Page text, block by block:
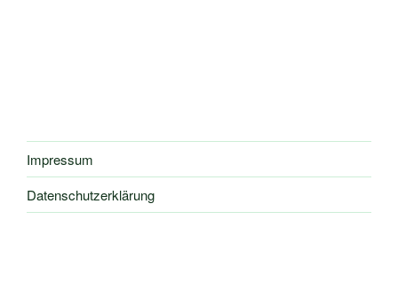
Impressum
Datenschutzerklärung